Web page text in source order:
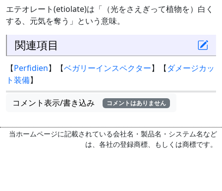
エテオレート(etiolate)は「（光をさえぎって植物を）白く
する、元気を奪う」という意味。
関連項目
【Perfidien】【ベガリーインスペクター】【ダメージカッ
ト装備】
コメント表示/書き込み コメントはありません
当ホームページに記載されている会社名・製品名・システム名など
は、各社の登録商標、もしくは商標です。